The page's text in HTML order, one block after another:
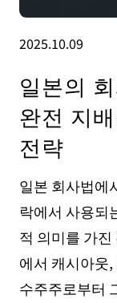
2025.10.09
일본의
완전 지
전략
일본 회사법에
락에서 사용되
적 의미를 가
에서 캐시아웃
수주주로부터